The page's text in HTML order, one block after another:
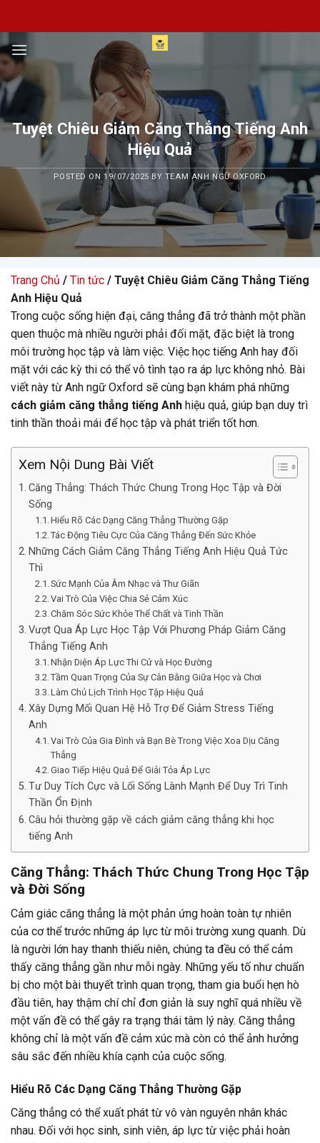
content
Tuyệt Chiêu Giảm Căng Thẳng Tiếng Anh
Hiệu Quả
POSTED ON 19/07/2025 BY TEAM ANH NGỮ OXFORD
Trang Chủ / Tin tức / Tuyệt Chiêu Giảm Căng Thẳng Tiếng
Anh Hiệu Quả
Trong cuộc sống hiện đại, căng thẳng đã trở thành một phần
quen thuộc mà nhiều người phải đối mặt, đặc biệt là trong
môi trường học tập và làm việc. Việc học tiếng Anh hay đối
mặt với các kỳ thi có thể vô tình tạo ra áp lực không nhỏ. Bài
viết này từ Anh ngữ Oxford sẽ cùng bạn khám phá những
cách giảm căng thẳng tiếng Anh hiệu quả, giúp bạn duy trì
tinh thần thoải mái để học tập và phát triển tốt hơn.
Xem Nội Dung Bài Viết
Căng Thẳng: Thách Thức Chung Trong Học Tập và Đời
Sống
Hiểu Rõ Các Dạng Căng Thẳng Thường Gặp
Tác Động Tiêu Cực Của Căng Thẳng Đến Sức Khỏe
Những Cách Giảm Căng Thẳng Tiếng Anh Hiệu Quả Tức
Thì
Sức Mạnh Của Âm Nhạc và Thư Giãn
Vai Trò Của Việc Chia Sẻ Cảm Xúc
Chăm Sóc Sức Khỏe Thể Chất và Tinh Thần
Vượt Qua Áp Lực Học Tập Với Phương Pháp Giảm Căng
Thẳng Tiếng Anh
Nhận Diện Áp Lực Thi Cử và Học Đường
Tầm Quan Trọng Của Sự Cân Bằng Giữa Học và Chơi
Làm Chủ Lịch Trình Học Tập Hiệu Quả
Xây Dựng Mối Quan Hệ Hỗ Trợ Để Giảm Stress Tiếng
Anh
Vai Trò Của Gia Đình và Bạn Bè Trong Việc Xoa Dịu Căng
Thẳng
Giao Tiếp Hiệu Quả Để Giải Tỏa Áp Lực
Tư Duy Tích Cực và Lối Sống Lành Mạnh Để Duy Trì Tinh
Thần Ổn Định
Câu hỏi thường gặp về cách giảm căng thẳng khi học
tiếng Anh
Căng Thẳng: Thách Thức Chung Trong Học Tập
và Đời Sống
Cảm giác căng thẳng là một phản ứng hoàn toàn tự nhiên
của cơ thể trước những áp lực từ môi trường xung quanh. Dù
là người lớn hay thanh thiếu niên, chúng ta đều có thể cảm
thấy căng thẳng gần như mỗi ngày. Những yếu tố như chuẩn
bị cho một bài thuyết trình quan trọng, tham gia buổi hẹn hò
đầu tiên, hay thậm chí chỉ đơn giản là suy nghĩ quá nhiều về
một vấn đề có thể gây ra trạng thái tâm lý này. Căng thẳng
không chỉ là một vấn đề cảm xúc mà còn có thể ảnh hưởng
sâu sắc đến nhiều khía cạnh của cuộc sống.
Hiểu Rõ Các Dạng Căng Thẳng Thường Gặp
Căng thẳng có thể xuất phát từ vô vàn nguyên nhân khác
nhau. Đối với học sinh, sinh viên, áp lực từ việc phải hoàn